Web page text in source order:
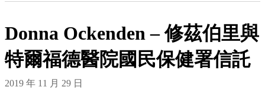
Donna Ockenden – 修茲伯里與
特爾福德醫院國民保健署信託
2019 年 11 月 29 日